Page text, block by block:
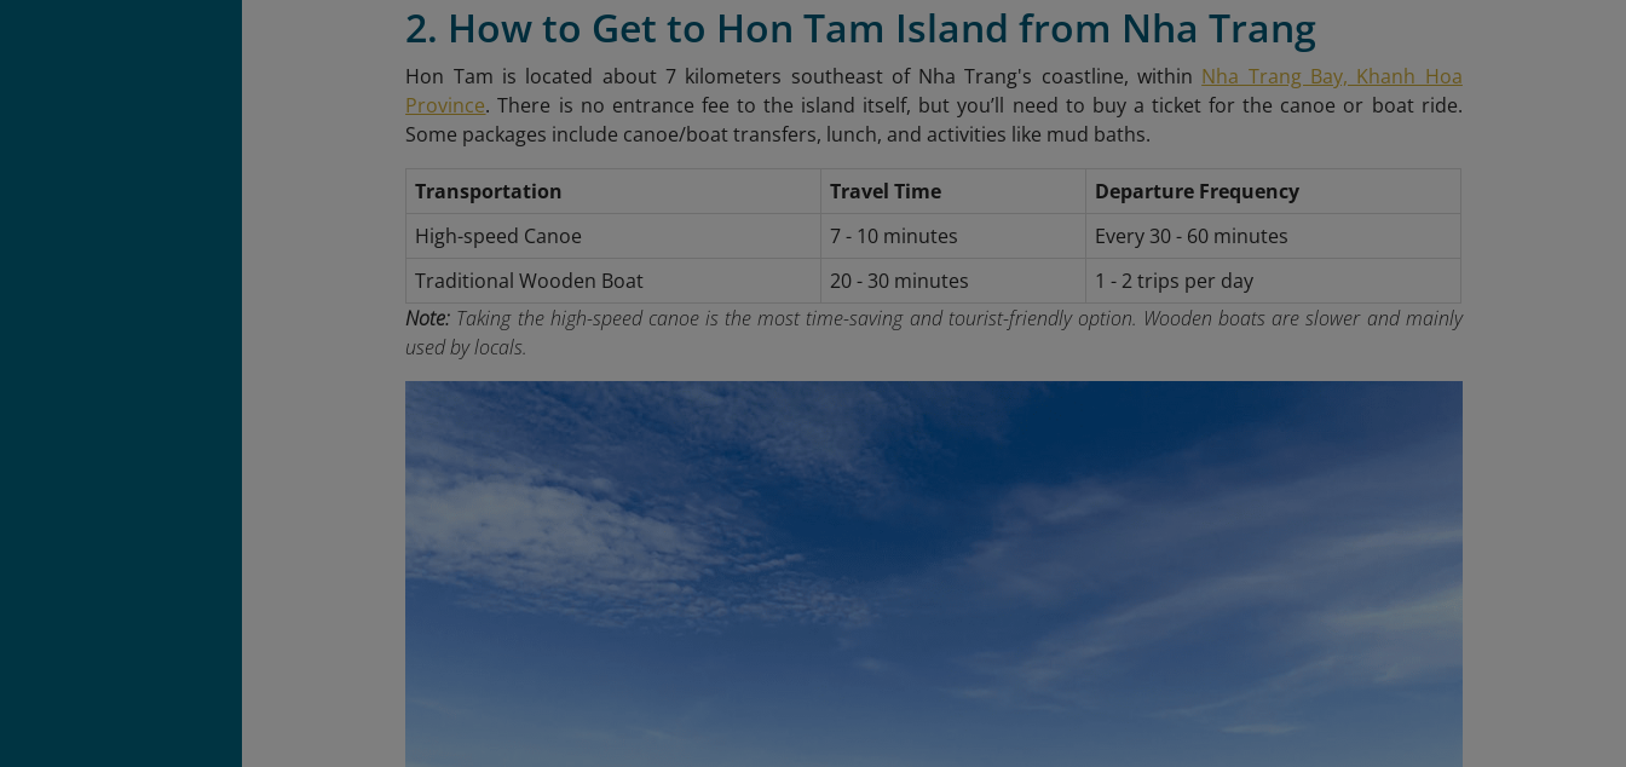
2. How to Get to Hon Tam Island from Nha Trang
Hon Tam is located about 7 kilometers southeast of Nha Trang's coastline, within Nha Trang Bay, Khanh Hoa
Province. There is no entrance fee to the island itself, but you’ll need to buy a ticket for the canoe or boat ride.
Some packages include canoe/boat transfers, lunch, and activities like mud baths.
Transportation Travel Time
Departure Frequency
High-speed Canoe
7 - 10 minutes
Every 30 - 60 minutes
Traditional Wooden Boat
20 - 30 minutes
1 - 2 trips per day
Note: Taking the high-speed canoe is the most time-saving and tourist-friendly option. Wooden boats are slower and mainly
used by locals.